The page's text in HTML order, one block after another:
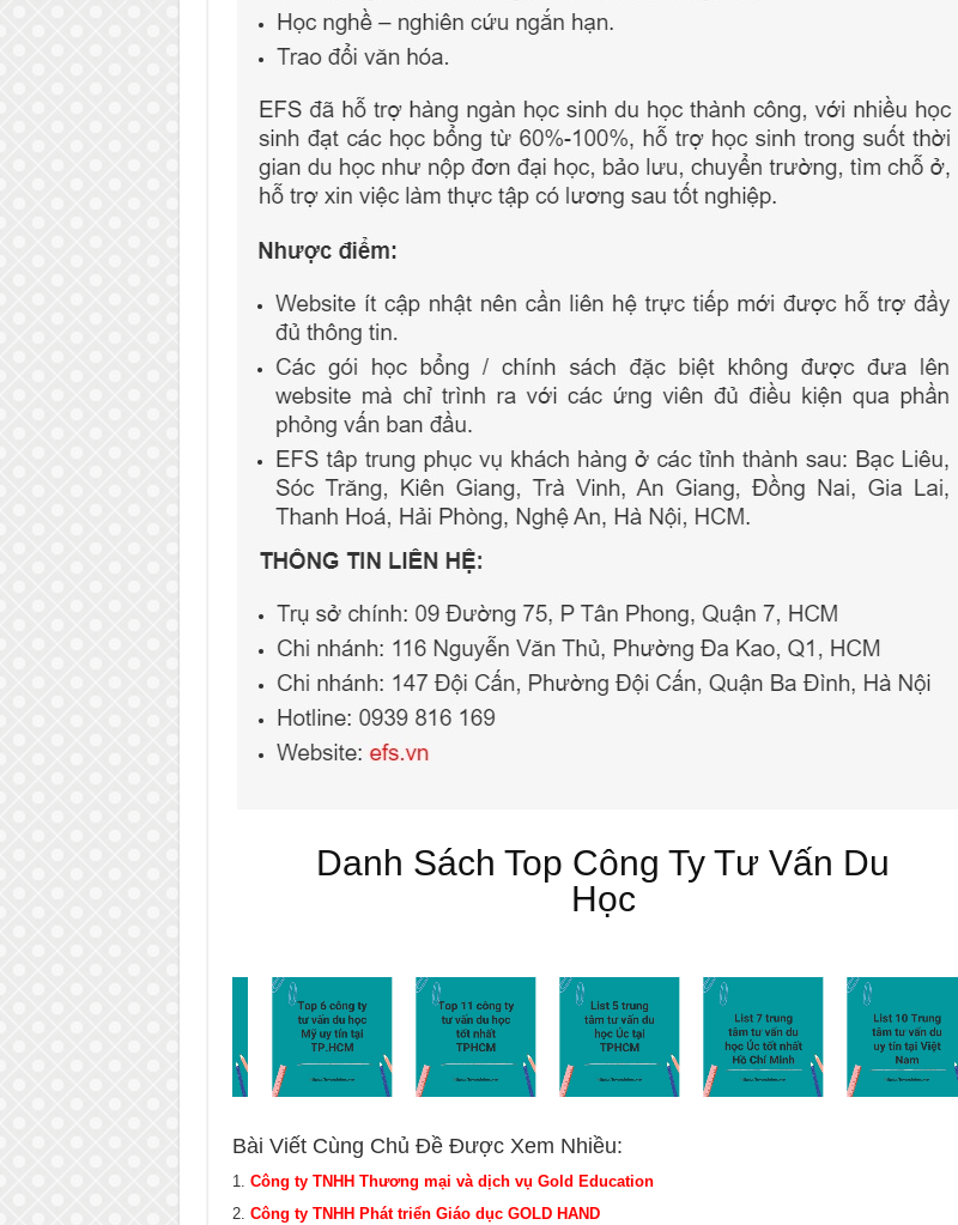
Danh Sách Top Công Ty Tư Vấn Du
Học
Bài Viết Cùng Chủ Đề Được Xem Nhiều:
Công ty TNHH Thương mại và dịch vụ Gold Education
Công ty TNHH Phát triển Giáo dục GOLD HAND